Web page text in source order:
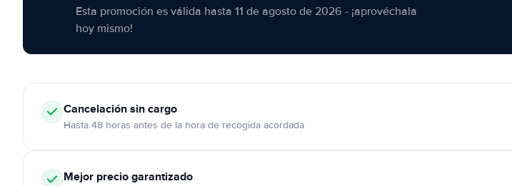
Esta promoción es válida hasta 11 de agosto de 2026 - ¡aprovéchala
hoy mismo!
Cancelaciónsin cargo
Hasta 48 horas antes de la hora de recogida acordada
Mejor precio garantizado